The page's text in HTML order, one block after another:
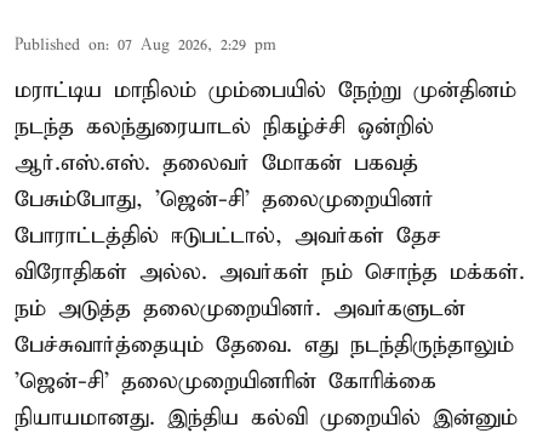
Published on: 07 Aug 2026, 2:29 pm
மராட்டிய மாநிலம் மும்பையில் நேற்று முன்தினம்
நடந்த கலந்துரையாடல் நிகழ்ச்சி ஒன்றில்
ஆர்.எஸ்.எஸ். தலைவர் மோகன் பகவத்
பேசும்போது, 'ஜென்-சி' தலைமுறையினர்
போராட்டத்தில் ஈடுபட்டால், அவர்கள் தேச
விரோதிகள் அல்ல. அவர்கள் நம் சொந்த மக்கள்.
நம் அடுத்த தலைமுறையினர். அவர்களுடன்
பேச்சுவார்த்தையும் தேவை. எது நடந்திருந்தாலும்
'ஜென்-சி' தலைமுறையினரின் கோரிக்கை
நியாயமானது. இந்திய கல்வி முறையில் இன்னும்